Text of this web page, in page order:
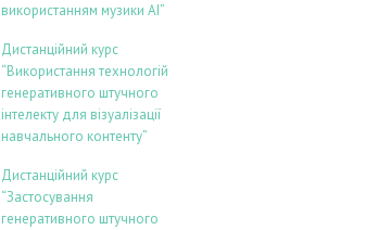
використанням музики АІ”
Дистанційний курс
“Використання технологій
генеративного штучного
інтелекту для візуалізації
навчального контенту”
Дистанційний курс
“Застосування
генеративного штучного